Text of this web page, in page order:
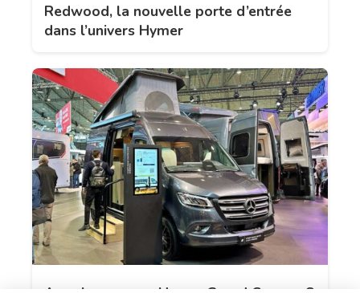
Redwood, la nouvelle porte d’entrée
dans l’univers Hymer